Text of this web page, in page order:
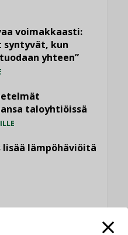
voimakkaasti:
syntyvät, kun
yhteen”
taloyhtiöissä
lämpöhäviöitä